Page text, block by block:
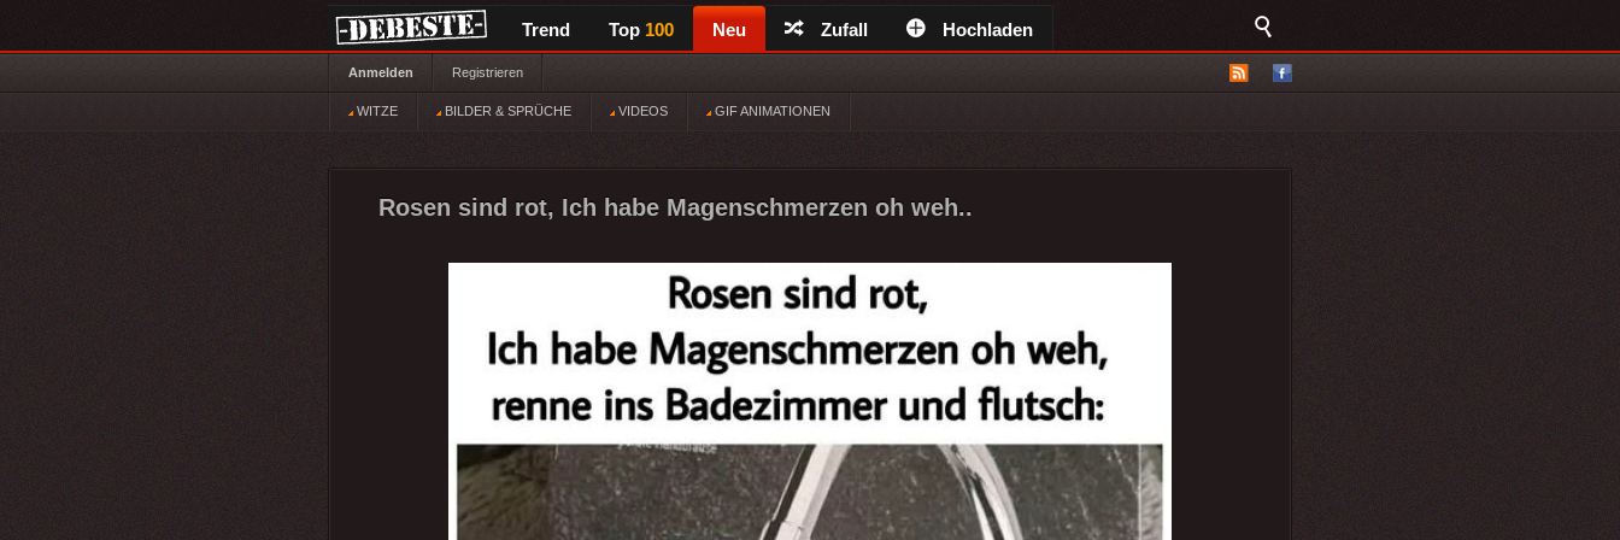
Trend Top 100 Neu Zufall Hochladen
Anmelden Registrieren
WITZE BILDER & SPRÜCHE VIDEOS GIF ANIMATIONEN
Rosen sind rot, Ich habe Magenschmerzen oh weh..